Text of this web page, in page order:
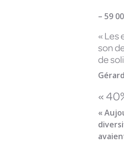
– 59
« Les
son
de
«
«